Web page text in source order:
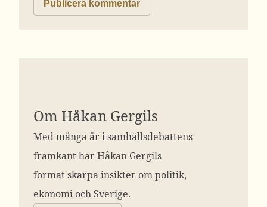
Om Håkan Gergils
Med många år i samhällsdebattens
framkant har Håkan Gergils
format skarpa insikter om politik,
ekonomi och Sverige.